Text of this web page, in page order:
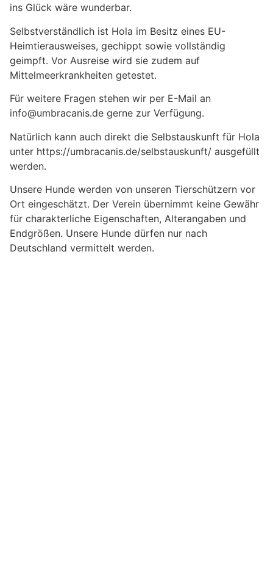
ins Glück wäre wunderbar.
Selbstverständlich ist Hola im Besitz eines EU-
Heimtierausweises, gechippt sowie vollständig
geimpft. Vor Ausreise wird sie zudem auf
Mittelmeerkrankheiten getestet.
Für weitere Fragen stehen wir per E-Mail an
info@umbracanis.de gerne zur Verfügung.
Natürlich kann auch direkt die Selbstauskunft für Hola
unter https://umbracanis.de/selbstauskunft/ ausgefüllt
werden.
Unsere Hunde werden von unseren Tierschützern vor
Ort eingeschätzt. Der Verein übernimmt keine Gewähr
für charakterliche Eigenschaften, Alterangaben und
Endgrößen. Unsere Hunde dürfen nur nach
Deutschland vermittelt werden.